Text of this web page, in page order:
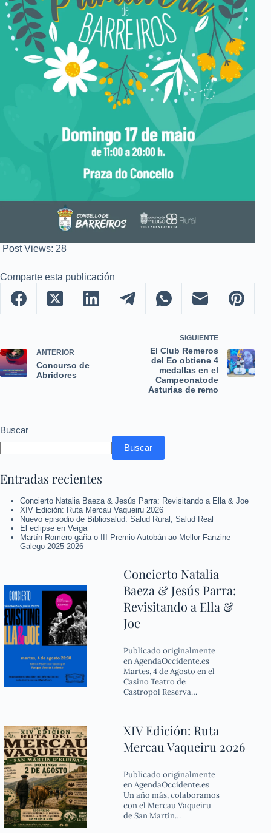
Post Views: 28
Comparte esta publicación
ANTERIOR
Concurso de
Abridores
SIGUIENTE
El Club Remeros
del Eo obtiene 4
medallas en el
Campeonatode
Asturias de remo
Buscar
Buscar
Entradas recientes
Concierto Natalia Baeza & Jesús Parra: Revisitando a Ella & Joe
XIV Edición: Ruta Mercau Vaqueiru 2026
Nuevo episodio de Bibliosalud: Salud Rural, Salud Real
El eclipse en Veiga
Martín Romero gaña o III Premio Autobán ao Mellor Fanzine
Galego 2025-2026
Concierto Natalia
Baeza & Jesús Parra:
Revisitando a Ella &
Joe
Publicado originalmente
en AgendaOccidente.es
Martes, 4 de Agosto en el
Casino Teatro de
Castropol Reserva…
XIV Edición: Ruta
Mercau Vaqueiru 2026
Publicado originalmente
en AgendaOccidente.es
Un año más, colaboramos
con el Mercau Vaqueiru
de San Martín…